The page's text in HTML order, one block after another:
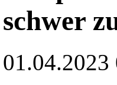
schwer
01.04.2023